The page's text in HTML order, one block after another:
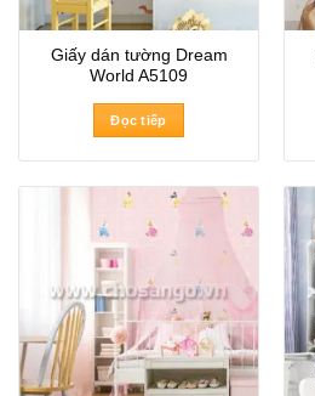
Giấy dán tường Dream
World A5109
Đọc tiếp